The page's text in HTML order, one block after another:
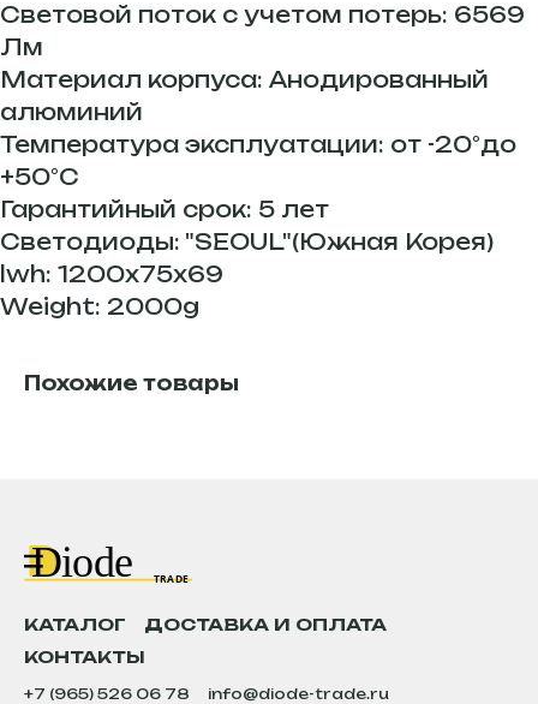
Световой поток с учетом потерь: 6569
Лм
Материал корпуса: Анодированный
алюминий
Температура эксплуатации: от -20°до
+50°С
Гарантийный срок: 5 лет
Светодиоды: "SEOUL"(Южная Корея)
lwh: 1200x75x69
Weight: 2000g
Похожие товары
КАТАЛОГ
ДОСТАВКА И ОПЛАТА
КОНТАКТЫ
+7 (965) 526 06 78 info@diode-trade.ru